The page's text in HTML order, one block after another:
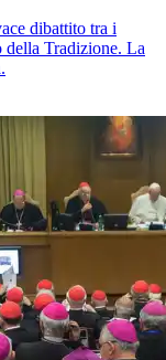
dibattito tra i
della Tradizione. La